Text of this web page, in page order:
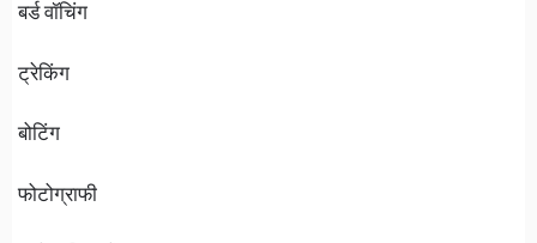
बर्ड वॉचिंग
ट्रेकिंग
बोटिंग
फोटोग्राफी